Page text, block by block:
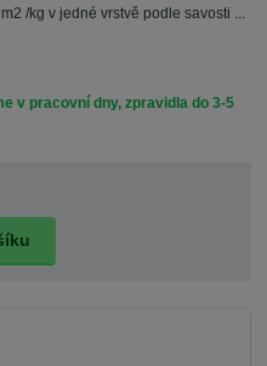
/kg v jedné vrstvě podle savosti ...
v pracovní dny, zpravidla do 3-5